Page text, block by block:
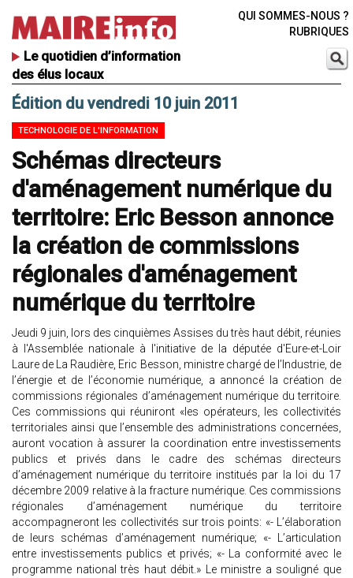
Le quotidien d’information
des élus locaux
QUI SOMMES-NOUS ?
RUBRIQUES
Édition du vendredi 10 juin 2011
TECHNOLOGIE DE L'INFORMATION
Schémas directeurs
d'aménagement numérique du
territoire: Eric Besson annonce
la création de commissions
régionales d'aménagement
numérique du territoire
Jeudi 9 juin, lors des cinquièmes Assises du très haut débit, réunies
à l'Assemblée nationale à l'initiative de la députée d'Eure-et-Loir
Laure de La Raudière, Eric Besson, ministre chargé de l’Industrie, de
l’énergie et de l’économie numérique, a annoncé la création de
commissions régionales d’aménagement numérique du territoire.
Ces commissions qui réuniront «les opérateurs, les collectivités
territoriales ainsi que l’ensemble des administrations concernées,
auront vocation à assurer la coordination entre investissements
publics et privés dans le cadre des schémas directeurs
d’aménagement numérique du territoire institués par la loi du 17
décembre 2009 relative à la fracture numérique. Ces commissions
régionales d’aménagement numérique du territoire
accompagneront les collectivités sur trois points: «- L’élaboration
de leurs schémas d’aménagement numérique; «- L’articulation
entre investissements publics et privés; «- La conformité avec le
programme national très haut débit.» Le ministre a souligné que